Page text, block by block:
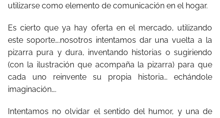
utilizarse como elemento de comunicación en el hogar.
Es cierto que ya hay oferta en el mercado, utilizando
este soporte….nosotros intentamos dar una vuelta a la
pizarra pura y dura, inventando historias o sugiriendo
(con la ilustración que acompaña la pizarra) para que
cada uno reinvente su propia historia… echándole
imaginación….
Intentamos no olvidar el sentido del humor, y una de